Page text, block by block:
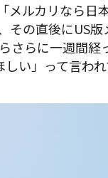
ルカリなら日
の直後にUS版
らに一週間経
い」って言われ